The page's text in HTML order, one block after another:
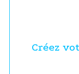
Créez